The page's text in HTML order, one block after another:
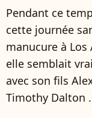
Pendant ce
cette journée
manucure à
elle semblait
avec son fils
Timothy Dalton .